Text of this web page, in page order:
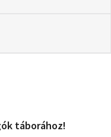
táborához!